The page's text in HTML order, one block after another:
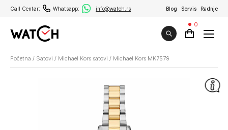
Call Centar: Whatsapp: info@watch.rs Blog Servis Radnje
0
Početna / Satovi / Michael Kors satovi / Michael Kors MK7579